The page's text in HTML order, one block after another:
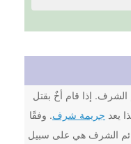
إذا قام أخٌ بقتل
يعد جريمة شرف. وفقًا
الشرف هي على سبيل